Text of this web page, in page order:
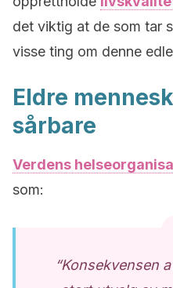
det viktig at de som tar
visse ting om denne
Eldre
sårbare
Verdens
som:
“Konsekvensen